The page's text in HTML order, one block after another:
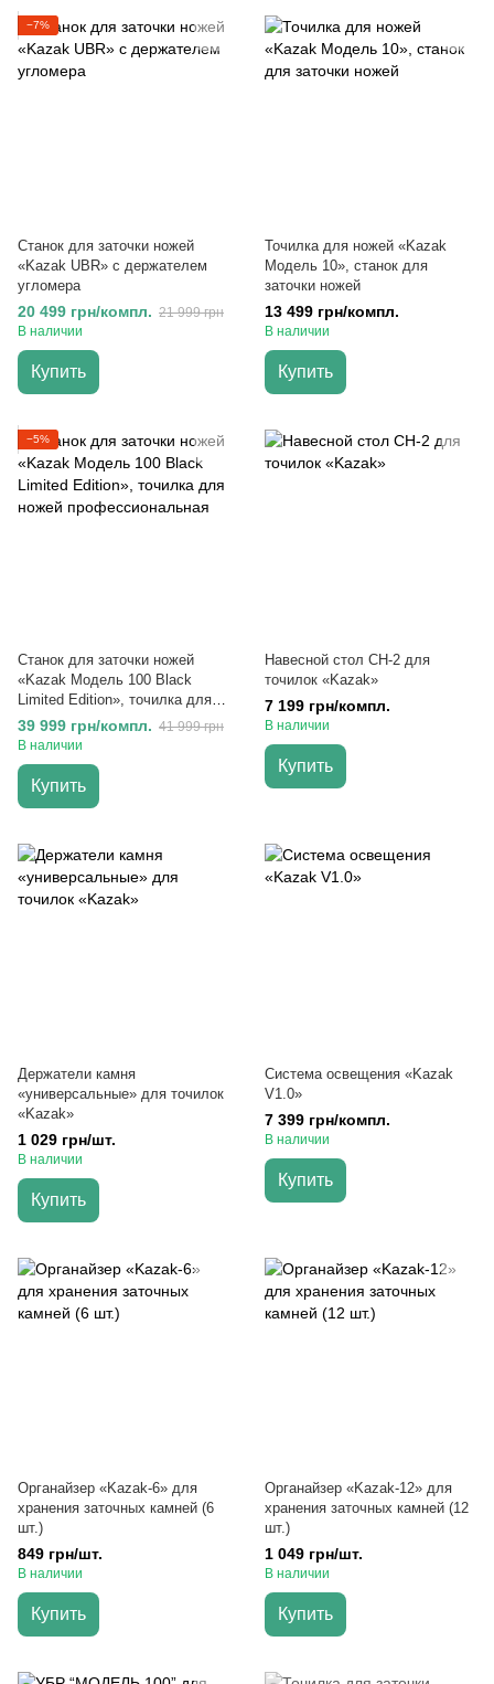
−7%
Cтанок для заточки ножей
«Kazak UBR» с держателем
угломера
20 499 грн/компл. 21 999 грн
В наличии
Купить
Точилка для ножей «Kazak
Модель 10», станок для
заточки ножей
13 499 грн/компл.
В наличии
Купить
−5%
Станок для заточки ножей
«Kazak Модель 100 Black
Limited Edition», точилка для
ножей профессиональная
39 999 грн/компл. 41 999 грн
В наличии
Купить
Навесной стол СН-2 для
точилок «Kazak»
7 199 грн/компл.
В наличии
Купить
Держатели камня
«универсальные» для точилок
«Kazak»
1 029 грн/шт.
В наличии
Купить
Система освещения «Kazak
V1.0»
7 399 грн/компл.
В наличии
Купить
Органайзер «Kazak-6» для
хранения заточных камней (6
шт.)
849 грн/шт.
В наличии
Купить
Органайзер «Kazak-12» для
хранения заточных камней (12
шт.)
1 049 грн/шт.
В наличии
Купить